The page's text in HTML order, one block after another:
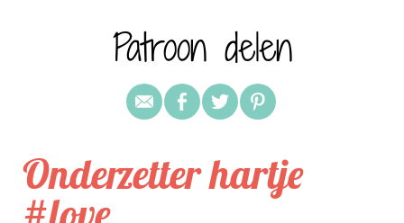
Patroon delen
Onderzetter hartje